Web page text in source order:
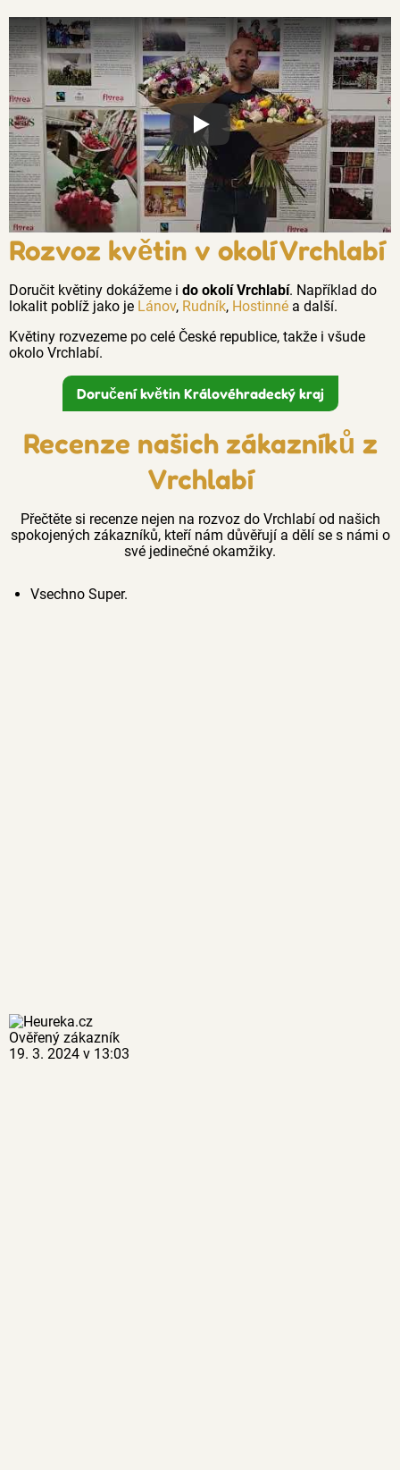
Proč jsou květiny z Florea tak
Rozvoz květin v okolí Vrchlabí
Doručit květiny dokážeme i do okolí Vrchlabí. Například do
lokalit poblíž jako je Lánov, Rudník, Hostinné a další.
Květiny rozvezeme po celé České republice, takže i všude
okolo Vrchlabí.
Doručení květin Královéhradecký kraj
Recenze našich zákazníků z
Vrchlabí
Přečtěte si recenze nejen na rozvoz do Vrchlabí od našich
spokojených zákazníků, kteří nám důvěřují a dělí se s námi o
své jedinečné okamžiky.
Vsechno Super.
Ověřený zákazník
19. 3. 2024 v 13:03